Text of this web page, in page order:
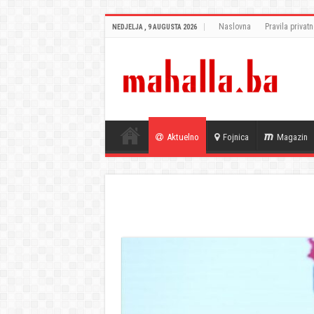
NEDJELJA , 9 AUGUSTA 2026 Naslovna Pravila
Aktuelno Fojnica Magazin